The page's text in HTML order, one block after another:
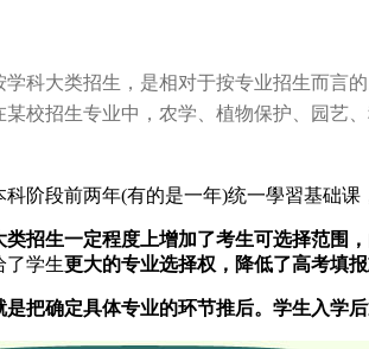
科大类招生，是相对于按专业招生而言
校招生专业中，农学、植物保护、园艺
阶段前两年(有的是一年)统一學習基础
招生一定程度上增加了考生可选择范围
了学生更大的专业选择权，降低了高考填
是把确定具体专业的环节推后。学生入学